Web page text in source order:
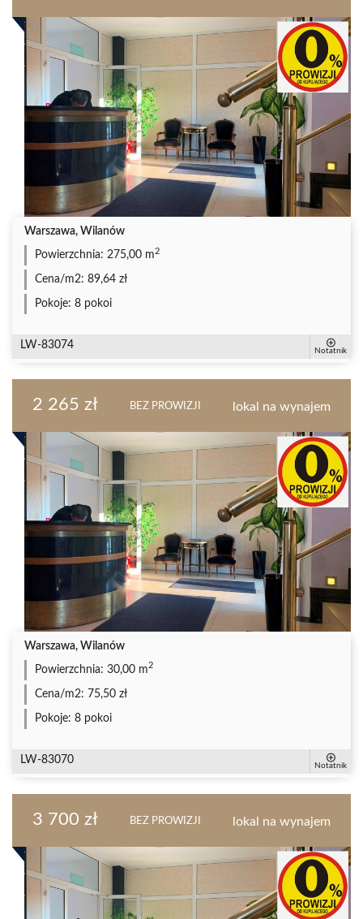
Warszawa, Wilanów
Powierzchnia: 275,00 m 2
Cena/m2: 89,64 zł
Pokoje: 8 pokoi
LW-83074
Notatnik
2 265 zł BEZ PROWIZJI lokal na wynajem
Warszawa, Wilanów
Powierzchnia: 30,00 m2
Cena/m2: 75,50 zł
Pokoje: 8 pokoi
LW-83070
Notatnik
3 700 zł BEZ PROWIZJI lokal na wynajem